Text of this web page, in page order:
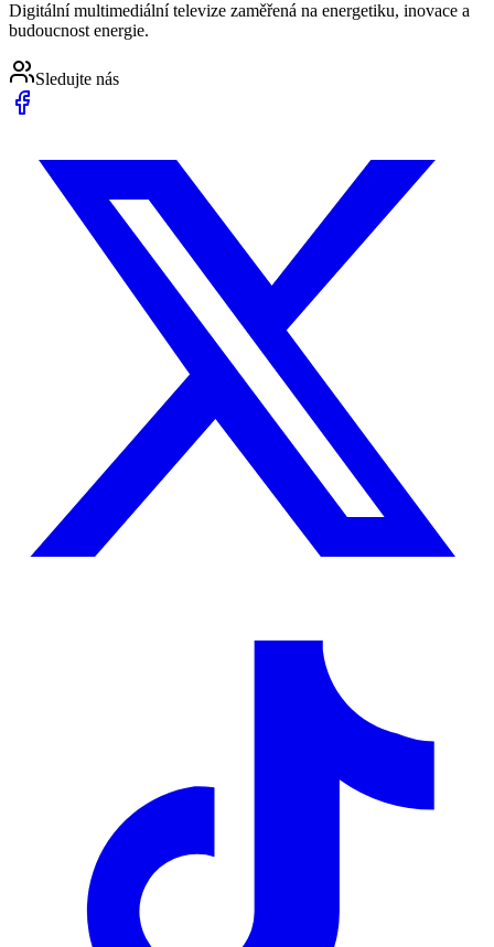
Digitální multimediální televize zaměřená na energetiku, inovace a
budoucnost energie.
Sledujte nás